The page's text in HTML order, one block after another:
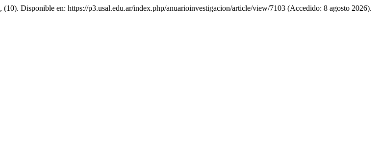
, (10). Disponible en: https://p3.usal.edu.ar/index.php/anuarioinvestigacion/article/view/7103 (Accedido: 8 agosto 2026).